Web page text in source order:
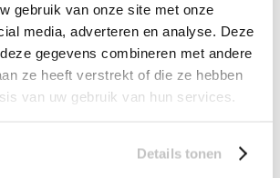
gebruik van onze site met onze
media, adverteren en analyse. Deze
gegevens combineren met andere
ze heeft verstrekt of die ze hebben
van uw gebruik van hun services.
Details tonen